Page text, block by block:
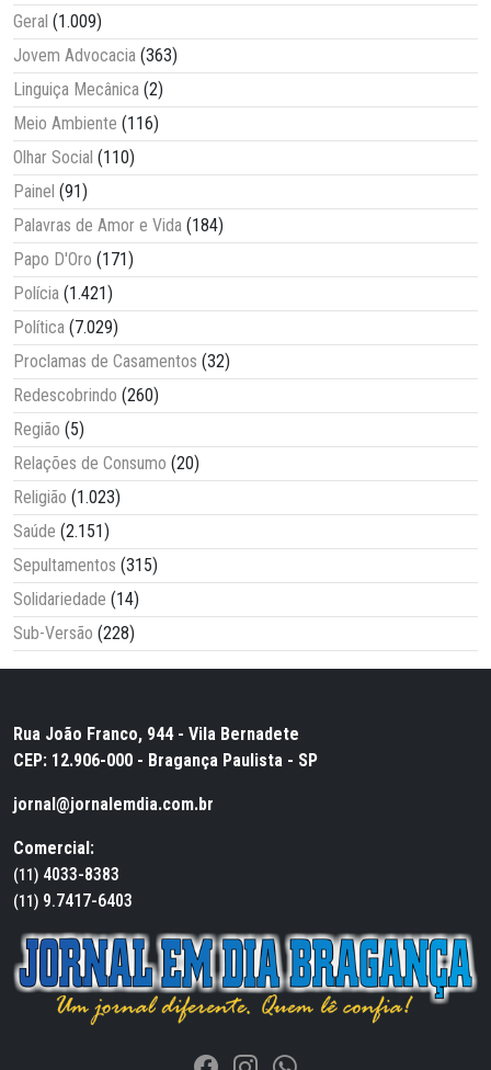
Geral (1.009)
Jovem Advocacia (363)
Linguiça Mecânica (2)
Meio Ambiente (116)
Olhar Social (110)
Painel (91)
Palavras de Amor e Vida (184)
Papo D'Oro (171)
Polícia (1.421)
Política (7.029)
Proclamas de Casamentos (32)
Redescobrindo (260)
Região (5)
Relações de Consumo (20)
Religião (1.023)
Saúde (2.151)
Sepultamentos (315)
Solidariedade (14)
Sub-Versão (228)
Rua João Franco, 944 - Vila Bernadete
CEP: 12.906-000 - Bragança Paulista - SP
jornal@jornalemdia.com.br
Comercial:
(11) 4033-8383
(11) 9.7417-6403